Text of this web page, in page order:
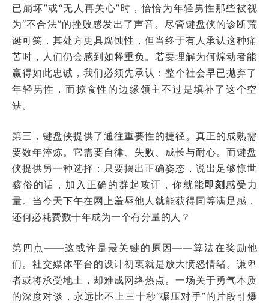
已崩坏”或“无人再关心”时，恰恰为年轻男性那些被视
为“不合法”的挫败感发出了声音。尽管键盘侠的诊断荒
诞可笑，其处方更具腐蚀性，但当终于有人承认这种痛
苦时，人们仍会感到如释重负。若要理解为何煽动者能
赢得如此忠诚，我们必须先承认：整个社会早已抛弃了
年轻男性，而掠食性的边缘领主不过是填补了这个空
缺。
第三，键盘侠提供了通往重要性的捷径。真正的成熟需
要数年淬炼。它需要自律、失败、成长与耐心。而键盘
侠提供另一种选择：只要摆出正确姿态，说出足够惊世
骇俗的话，加入正确的群起攻讦，你就能即刻感受力
量。当今天下午在网上羞辱他人就能获得同等满足感，
还何必耗费数十年成为一个有分量的人？
第四点——这或许是最关键的原因——算法在奖励他
们。社交媒体平台的设计初衷就是放大愤怒情绪。谦卑
者或将承受地土，却难成网络热点。一场关于勇气本质
的深度对谈，永远比不上三十秒“碾压对手”的片段引爆